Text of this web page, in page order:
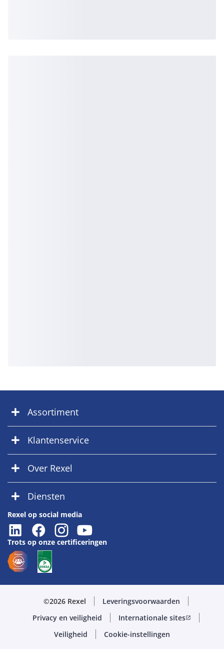
Assortiment
Klantenservice
Over Rexel
Diensten
Rexel op social media
Trots op onze certificeringen
©2026 Rexel
Leveringsvoorwaarden
Privacy en veiligheid
Internationale sitesopen_in_new
Veiligheid Cookie-instellingen